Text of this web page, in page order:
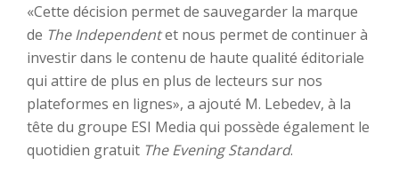
«Cette décision permet de sauvegarder la marque
de The Independentet nous permet de continuer à
investir dans le contenu de haute qualité éditoriale
qui attire de plus en plus de lecteurs sur nos
plateformes en lignes», a ajouté M. Lebedev, à la
tête du groupe ESI Media qui possède également le
quotidien gratuit The Evening Standard.